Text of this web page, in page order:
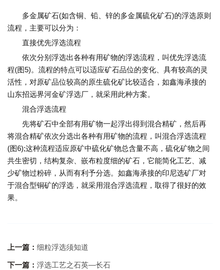
多金属矿石(如含铜、铅、锌的多金属硫化矿石)的浮选原则
流程，主要可以分为：
直接优先浮选流程
依次分别浮选出各种有用矿物的浮选流程，叫优先浮选流
程(图5)。流程的特点可以适应矿石品位的变化、具有较高的灵
活性，对原矿品位较高的原生硫化矿比较适合，如鑫海承接的
山东招远界河金矿浮选厂，就采用此种方案。
混合浮选流程
先将矿石中全部有用矿物一起浮出得到混合精矿，然后再
将混合精矿依次分选出各种有用矿物的流程，叫混合浮选流程
(图6);这种流程适应原矿中硫化矿物总含量不高，硫化矿物之间
共生密切，结构复杂、嵌布粒度细的矿石，它能简化工艺、减
少矿物过粉碎，从而有利予分选。如鑫海承接的印尼选矿厂对
于混合型铜矿的浮选，就采用混合浮选流程，取得了很好的效
果。
上一篇： 细粒浮选须知道
下一篇： 浮选工艺之石英—长石